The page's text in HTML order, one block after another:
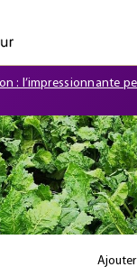
: l’impressionnante